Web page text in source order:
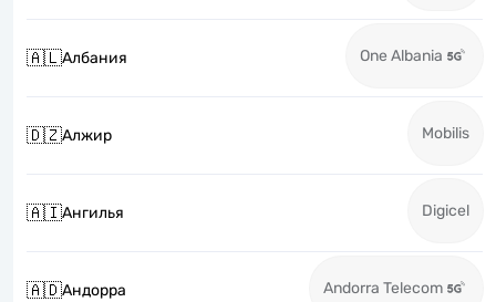
🇦🇱Албания One Albania
🇩🇿Алжир Mobilis
🇦🇮Ангилья Digicel
🇦🇩Андорра Andorra Telecom